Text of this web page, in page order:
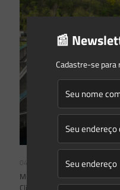
Mudanças climáticas, risco
Clima 2026 para as
📰
Cadastre-se para